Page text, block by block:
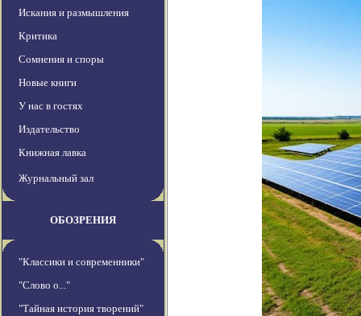
Искания и размышления
Критика
Сомнения и споры
Новые книги
У нас в гостях
Издательство
Книжная лавка
Журнальный зал
ОБОЗРЕНИЯ
"Классики и современники"
"Слово о..."
"Тайная история творений"